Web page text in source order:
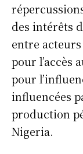
des intérêts
entre
pour l’accès
pour
influencées
production
Nigeria.